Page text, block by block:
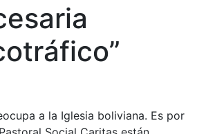
a la Iglesia boliviana. Es por